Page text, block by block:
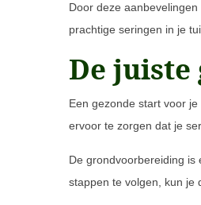
Door deze
prachtige seringen in je
De
Een gezonde start voor
ervoor te zorgen dat je
De grondvoorbereiding is
stappen te volgen, kun je